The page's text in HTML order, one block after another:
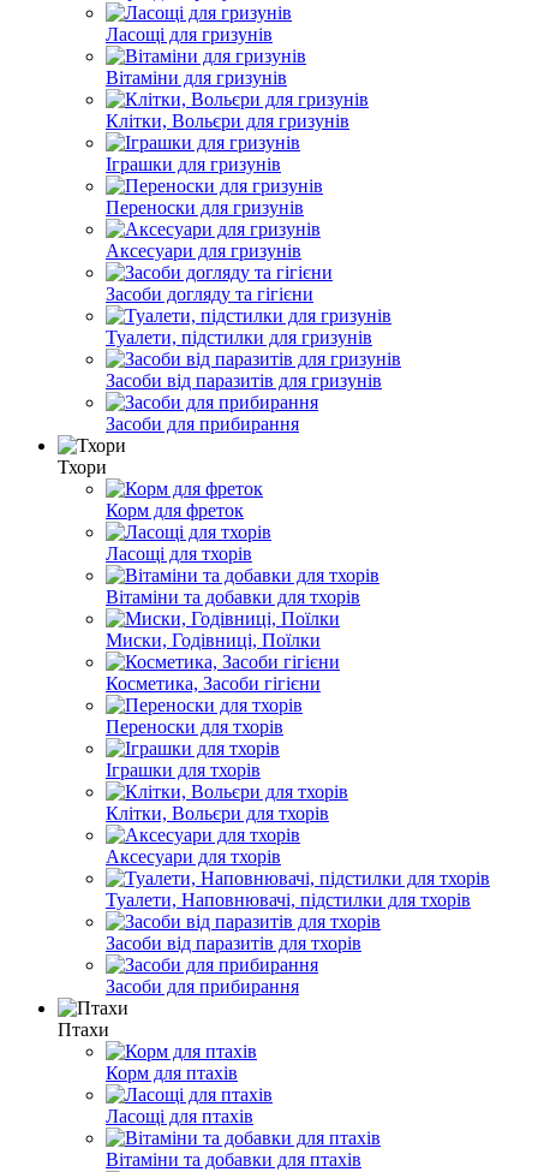
Ласощі для гризунів
Вітаміни для гризунів
Клітки, Вольєри для гризунів
Іграшки для гризунів
Переноски для гризунів
Аксесуари для гризунів
Засоби догляду та гігієни
Туалети, підстилки для гризунів
Засоби від паразитів для гризунів
Засоби для прибирання
Тхори
Корм для фреток
Ласощі для тхорів
Вітаміни та добавки для тхорів
Миски, Годівниці, Поїлки
Косметика, Засоби гігієни
Переноски для тхорів
Іграшки для тхорів
Клітки, Вольєри для тхорів
Аксесуари для тхорів
Туалети, Наповнювачі, підстилки для тхорів
Засоби від паразитів для тхорів
Засоби для прибирання
Птахи
Корм для птахів
Ласощі для птахів
Вітаміни та добавки для птахів